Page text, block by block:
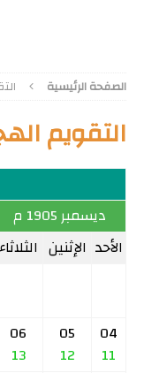
الصفحة الرئيسية
التقويم
ديسمبر 1905 م
الأحد الإثنين الثلاثاء
04
11
05
12
06
13